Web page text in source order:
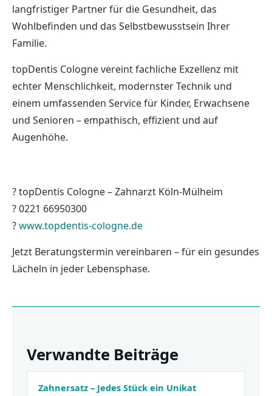
langfristiger Partner für die Gesundheit, das
Wohlbefinden und das Selbstbewusstsein Ihrer
Familie.
topDentis Cologne vereint fachliche Exzellenz mit
echter Menschlichkeit, modernster Technik und
einem umfassenden Service für Kinder, Erwachsene
und Senioren – empathisch, effizient und auf
Augenhöhe.
? topDentis Cologne – Zahnarzt Köln-Mülheim
? 0221 66950300
?www.topdentis-cologne.de
Jetzt Beratungstermin vereinbaren – für ein gesundes
Lächeln in jeder Lebensphase.
Verwandte Beiträge
Zahnersatz – Jedes Stück ein Unikat